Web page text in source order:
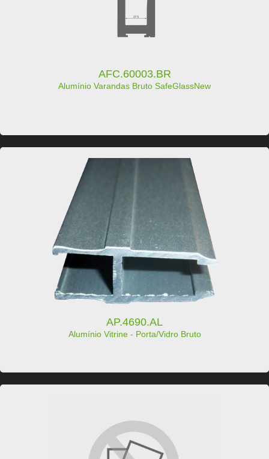
AFC.60003.BR
Alumínio Varandas Bruto SafeGlassNew
AP.4690.AL
Alumínio Vitrine - Porta/Vidro Bruto